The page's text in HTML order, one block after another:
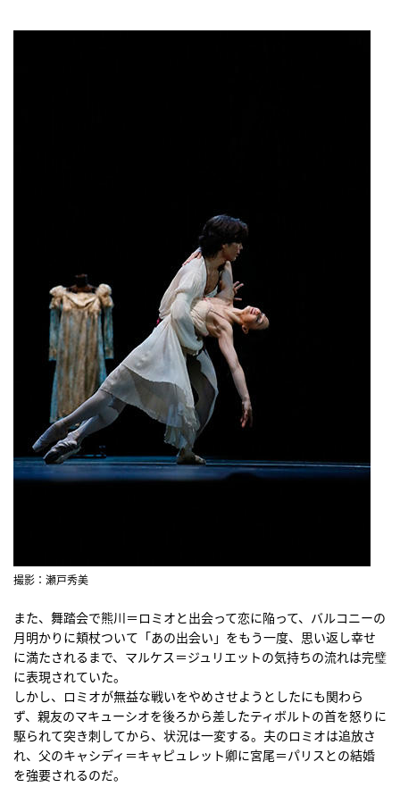
撮影：瀬戸秀美
また、舞踏会で熊川＝ロミオと出会って恋に陥って、バルコニーの
月明かりに頬杖ついて「あの出会い」をもう一度、思い返し幸せ
に満たされるまで、マルケス＝ジュリエットの気持ちの流れは完璧
に表現されていた。
しかし、ロミオが無益な戦いをやめさせようとしたにも関わら
ず、親友のマキューシオを後ろから差したティボルトの首を怒りに
駆られて突き刺してから、状況は一変する。夫のロミオは追放さ
れ、父のキャシディ＝キャピュレット卿に宮尾＝パリスとの結婚
を強要されるのだ。